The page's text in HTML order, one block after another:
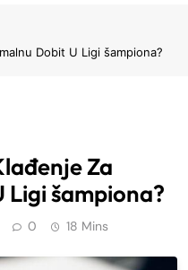
Dobit U Ligi šampiona?
Za
Ligi šampiona?
0 18 Mins